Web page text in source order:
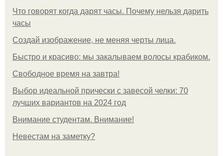
Что говорят когда дарят часы. Почему нельзя дарить
часы
Создай изображение, не меняя черты лица.
Быстро и красиво: мы закалываем волосы крабиком.
Свободное время на завтра!
Выбор идеальной прически с завесой челки: 70
лучших вариантов на 2024 год
Внимание студентам. Внимание!
Невестам на заметку?